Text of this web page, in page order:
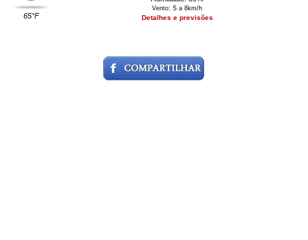
65°F
Vento: S a 8km/h
Detalhes e previsões